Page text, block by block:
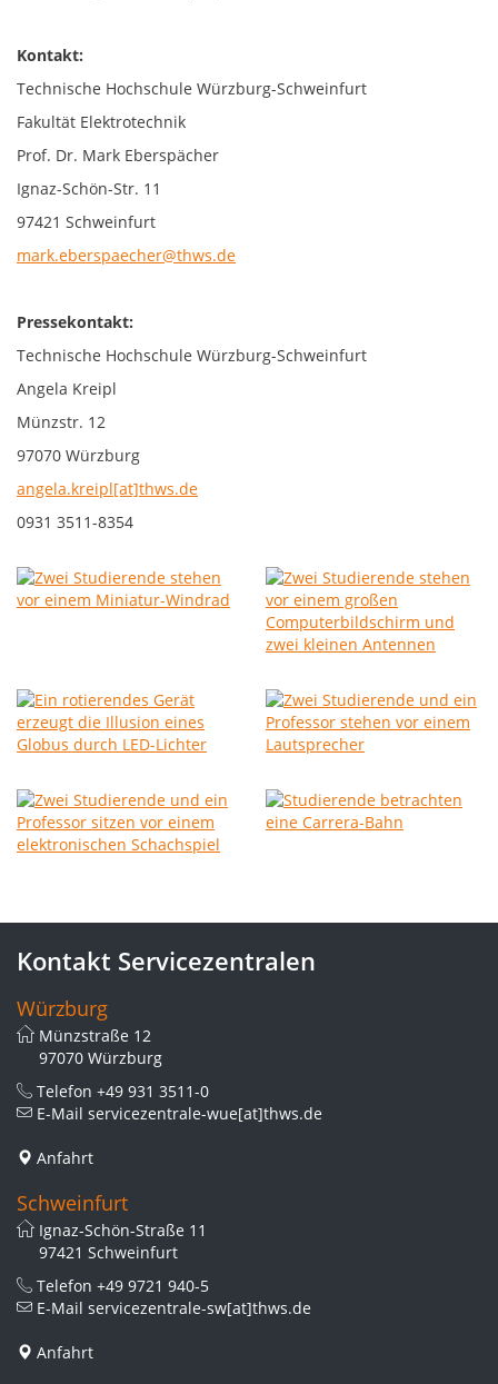
Kontakt:
Technische Hochschule Würzburg-Schweinfurt
Fakultät Elektrotechnik
Prof. Dr. Mark Eberspächer
Ignaz-Schön-Str. 11
97421 Schweinfurt
mark.eberspaecher@thws.de
Pressekontakt:
Technische Hochschule Würzburg-Schweinfurt
Angela Kreipl
Münzstr. 12
97070 Würzburg
angela.kreipl[at]thws.de
0931 3511-8354
Kontakt Servicezentralen
Würzburg
Münzstraße 12
97070 Würzburg
Telefon +49 931 3511-0
E-Mail servicezentrale-wue[at]thws.de
Anfahrt
Schweinfurt
Ignaz-Schön-Straße 11
97421 Schweinfurt
Telefon +49 9721 940-5
E-Mail servicezentrale-sw[at]thws.de
Anfahrt